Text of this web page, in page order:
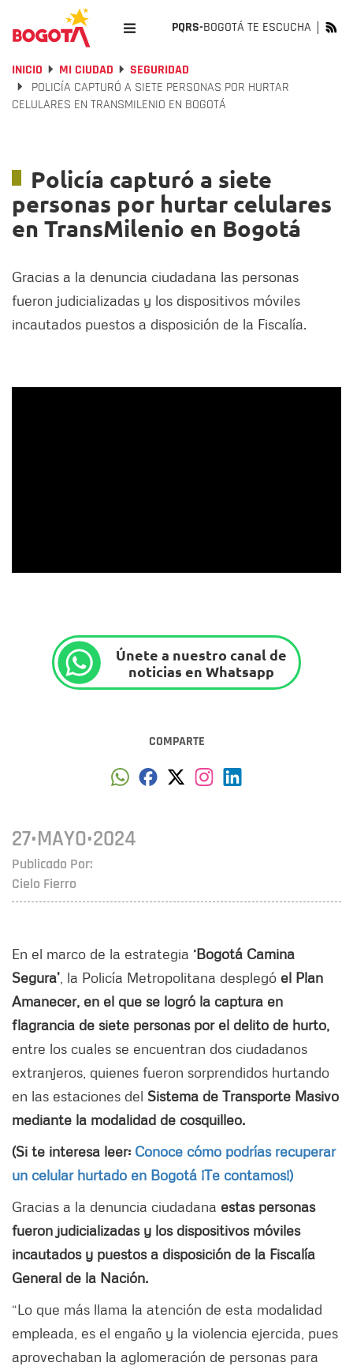
PQRS-BOGOTÁ TE ESCUCHA
INICIO MI CIUDAD
SEGURIDAD
POLICÍA CAPTURÓ A SIETE PERSONAS POR HURTAR
CELULARES EN TRANSMILENIO EN BOGOTÁ
Policía capturó a siete
personas por hurtar celulares
en TransMilenio en Bogotá
Gracias a la denuncia ciudadana las personas
fueron judicializadas y los dispositivos móviles
incautados puestos a disposición de la Fiscalía.
Únete a nuestro canal de
noticias en Whatsapp
COMPARTE
Publicado Por:
Cielo Fierro
27•MAYO•2024
En el marco de la estrategia ‘Bogotá Camina
Segura’ , la Policía Metropolitana desplegó el Plan
Amanecer, en el que se logró la captura en
flagrancia de siete personas por el delito de hurto,
entre los cuales se encuentran dos ciudadanos
extranjeros, quienes fueron sorprendidos hurtando
en las estaciones del Sistema de Transporte Masivo
mediante la modalidad de cosquilleo.
(Si te interesa leer: Conoce cómo podrías recuperar
un celular hurtado en Bogotá ¡Te contamos!)
Gracias a la denuncia ciudadana estas personas
fueron judicializadas y los dispositivos móviles
incautados y puestos a disposición de la Fiscalía
General de la Nación.
“Lo que más llama la atención de esta modalidad
empleada, es el engaño y la violencia ejercida, pues
aprovechaban la aglomeración de personas para